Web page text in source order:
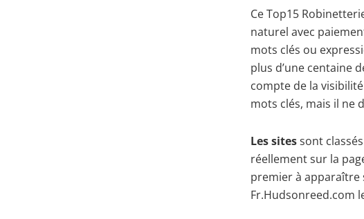
Ce Top15
naturel avec
mots clés ou
plus d’une centaine
compte de la
mots clés, mais il ne
Les sitessont
réellement sur la
premier à apparaître
Fr.Hudsonreed.com